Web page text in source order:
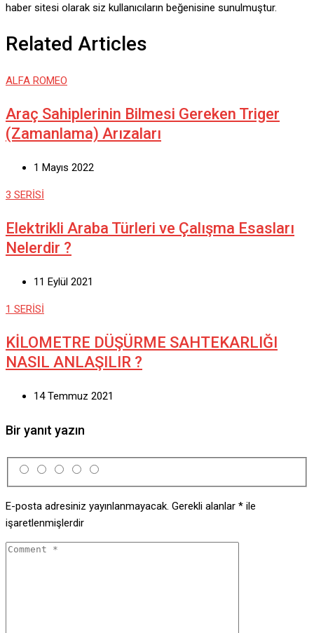
haber sitesi olarak siz kullanıcıların beğenisine sunulmuştur.
Related Articles
ALFA ROMEO
Araç Sahiplerinin Bilmesi Gereken Triger
(Zamanlama) Arızaları
1 Mayıs 2022
3 SERİSİ
Elektrikli Araba Türleri ve Çalışma Esasları
Nelerdir ?
11 Eylül 2021
1 SERİSİ
KİLOMETRE DÜŞÜRME SAHTEKARLIĞI
NASIL ANLAŞILIR ?
14 Temmuz 2021
Bir yanıt yazın
E-posta adresiniz yayınlanmayacak. Gerekli alanlar * ile
işaretlenmişlerdir